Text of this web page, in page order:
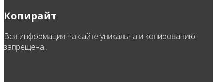
Копирайт
Вся информация на сайте уникальна и копированию
запрещена..